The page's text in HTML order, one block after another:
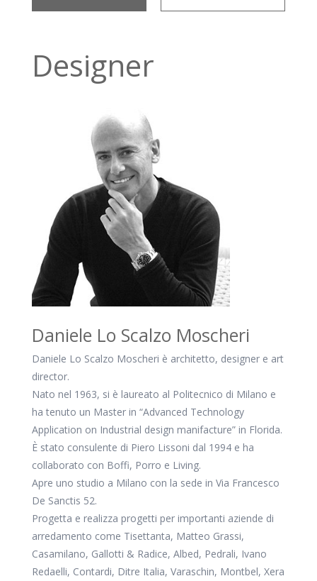
Designer
Daniele Lo Scalzo Moscheri
Daniele Lo Scalzo Moscheri è architetto, designer e art
director.
Nato nel 1963, si è laureato al Politecnico di Milano e
ha tenuto un Master in “Advanced Technology
Application on Industrial design manifacture” in Florida.
È stato consulente di Piero Lissoni dal 1994 e ha
collaborato con Boffi, Porro e Living.
Apre uno studio a Milano con la sede in Via Francesco
De Sanctis 52.
Progetta e realizza progetti per importanti aziende di
arredamento come Tisettanta, Matteo Grassi,
Casamilano, Gallotti & Radice, Albed, Pedrali, Ivano
Redaelli, Contardi, Ditre Italia, Varaschin, Montbel, Xera